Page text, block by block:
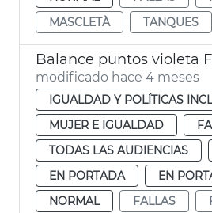
MASCLETÀ
TANQUES
Balance puntos violeta
modificado hace 4 meses
IGUALDAD Y POLÍTICAS
MUJER E IGUALDAD
TODAS LAS AUDIENCIAS
EN PORTADA
EN
NORMAL
FALLAS